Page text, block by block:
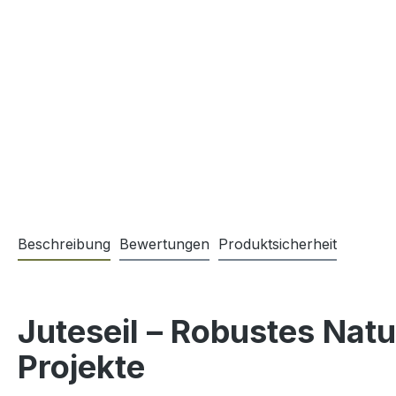
Beschreibung Bewertungen Produktsicherheit
Juteseil – Robustes
Projekte